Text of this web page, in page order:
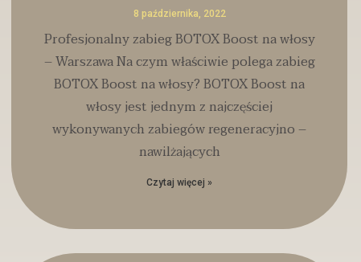
8 października, 2022
Profesjonalny zabieg BOTOX Boost na włosy
– Warszawa Na czym właściwie polega zabieg
BOTOX Boost na włosy? BOTOX Boost na
włosy jest jednym z najczęściej
wykonywanych zabiegów regeneracyjno –
nawilżających
Czytaj więcej »